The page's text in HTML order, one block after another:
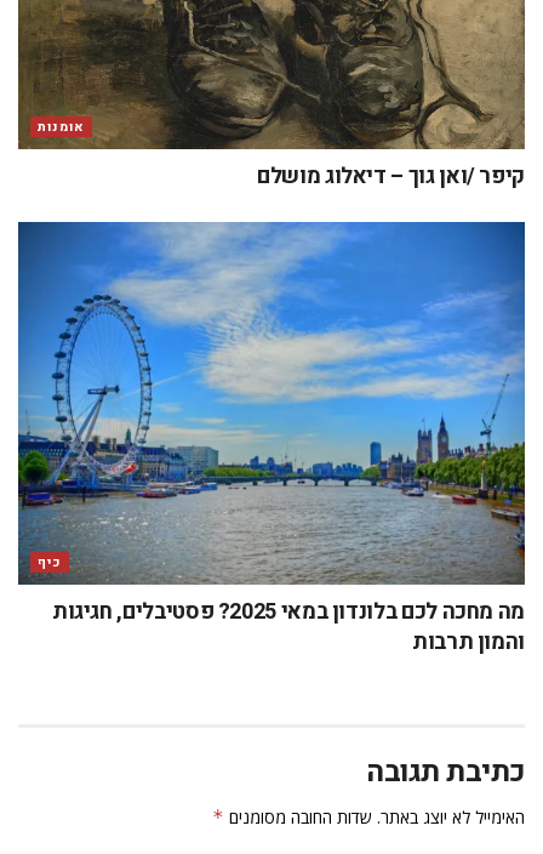
אומנות
קיפר /ואן גוך – דיאלוג מושלם
כיף
מה מחכה לכם בלונדון במאי 2025? פסטיבלים, חגיגות
והמון תרבות
כתיבת תגובה
האימייל לא יוצג באתר. שדות החובה מסומנים *